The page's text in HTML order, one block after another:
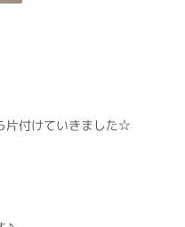
片付けていきました☆